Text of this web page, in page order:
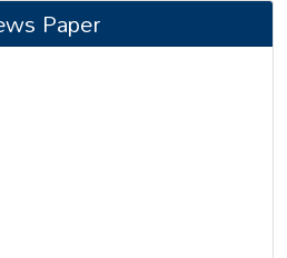
Paper